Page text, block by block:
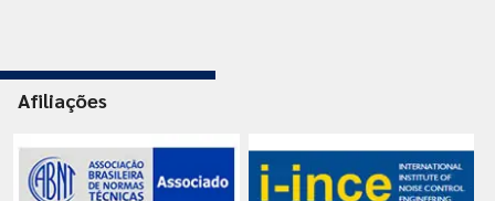
Afiliações